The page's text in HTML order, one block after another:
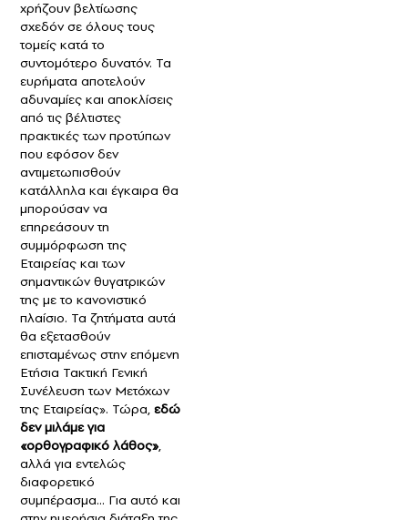
χρήζουν βελτίωσης
σχεδόν σε όλους τους
τομείς κατά το
συντομότερο δυνατόν. Τα
ευρήματα αποτελούν
αδυναμίες και αποκλίσεις
από τις βέλτιστες
πρακτικές των προτύπων
που εφόσον δεν
αντιμετωπισθούν
κατάλληλα και έγκαιρα θα
μπορούσαν να
επηρεάσουν τη
συμμόρφωση της
Εταιρείας και των
σημαντικών θυγατρικών
της με το κανονιστικό
πλαίσιο. Τα ζητήματα αυτά
θα εξετασθούν
επισταμένως στην επόμενη
Ετήσια Τακτική Γενική
Συνέλευση των Μετόχων
της Εταιρείας». Τώρα, εδώ
δεν μιλάμε για
«ορθογραφικό λάθος»,
αλλά για εντελώς
διαφορετικό
συμπέρασμα… Για αυτό και